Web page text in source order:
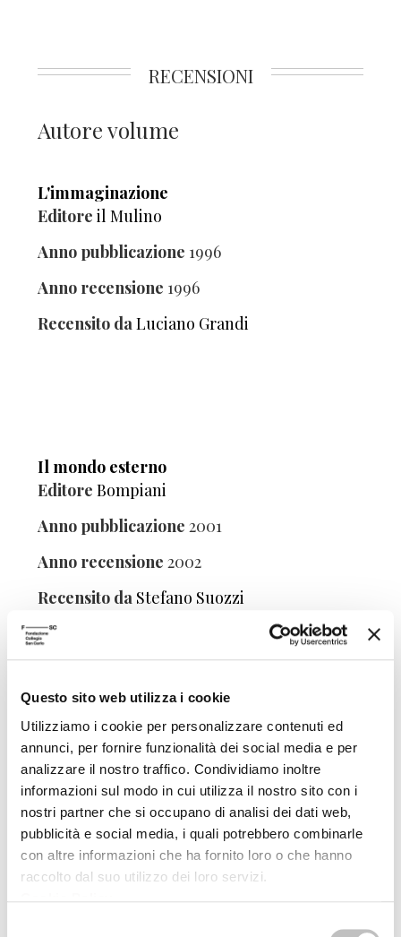
Questo sito web utilizza i cookie
Utilizziamo i cookie per personalizzare contenuti ed
annunci, per fornire funzionalità dei social media e per
analizzare il nostro traffico. Condividiamo inoltre
informazioni sul modo in cui utilizza il nostro sito con i
nostri partner che si occupano di analisi dei dati web,
pubblicità e social media, i quali potrebbero combinarle
con altre informazioni che ha fornito loro o che hanno
raccolto dal suo utilizzo dei loro servizi.
RECENSIONI
Autore volume
L'immaginazione
Editore il Mulino
Anno pubblicazione 1996
Anno recensione 1996
Recensito daLuciano Grandi
Il mondo esterno
Editore Bompiani
Anno pubblicazione 2001
Anno recensione 2002
Recensito da Stefano Suozzi
Manifesto del nuovo realismo
Editore Laterza
Anno pubblicazione 2012
Anno recensione 2013
Recensito da Fabio Treppiedi